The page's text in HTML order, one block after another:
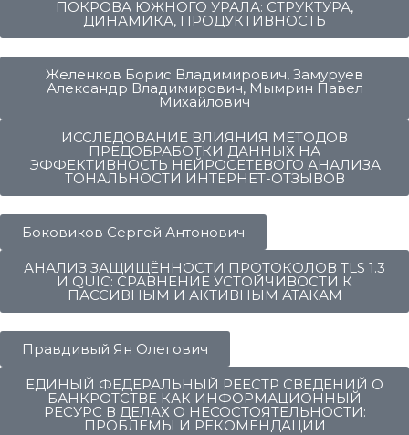
ПОКРОВА ЮЖНОГО УРАЛА: СТРУКТУРА,
ДИНАМИКА, ПРОДУКТИВНОСТЬ
Желенков Борис Владимирович, Замуруев
Александр Владимирович, Мымрин Павел
Михайлович
ИССЛЕДОВАНИЕ ВЛИЯНИЯ МЕТОДОВ
ПРЕДОБРАБОТКИ ДАННЫХ НА
ЭФФЕКТИВНОСТЬ НЕЙРОСЕТЕВОГО АНАЛИЗА
ТОНАЛЬНОСТИ ИНТЕРНЕТ-ОТЗЫВОВ
Боковиков Сергей Антонович
АНАЛИЗ ЗАЩИЩЁННОСТИ ПРОТОКОЛОВ TLS 1.3
И QUIC: СРАВНЕНИЕ УСТОЙЧИВОСТИ К
ПАССИВНЫМ И АКТИВНЫМ АТАКАМ
Правдивый Ян Олегович
ЕДИНЫЙ ФЕДЕРАЛЬНЫЙ РЕЕСТР СВЕДЕНИЙ О
БАНКРОТСТВЕ КАК ИНФОРМАЦИОННЫЙ
РЕСУРС В ДЕЛАХ О НЕСОСТОЯТЕЛЬНОСТИ:
ПРОБЛЕМЫ И РЕКОМЕНДАЦИИ